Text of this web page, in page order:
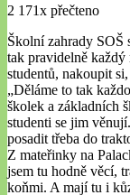
2 171x přečteno
Školní zahrady SOŠ
tak pravidelně
studentů, nakoupit
„Děláme to tak
školek a základních
studenti se jim
posadit třeba do
Z mateřinky na
jsem tu hodně věcí,
koňmi. A mají tu i